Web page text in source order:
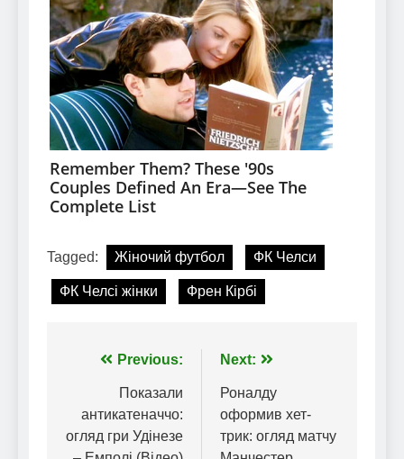
Tagged: Жіночий футбол ФК Челси
ФК Челсі жінки Френ Кірбі
Навігація
записів
Previous:
Показали
антикатеначчо:
огляд гри Удінезе
Next:
Роналду
оформив хет-
трик: огляд матчу